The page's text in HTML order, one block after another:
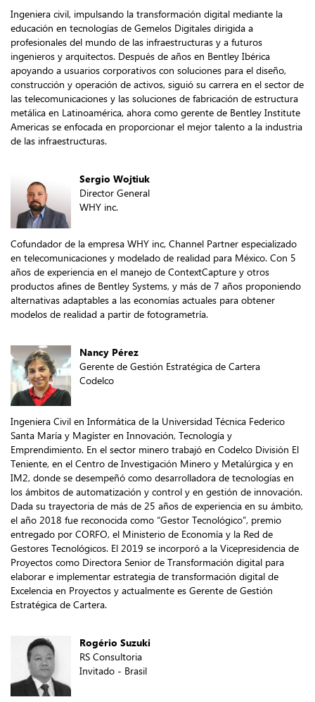
Ingeniera civil, impulsando la transformación digital mediante la
educación en tecnologías de Gemelos Digitales dirigida a
profesionales del mundo de las infraestructuras y a futuros
ingenieros y arquitectos. Después de años en Bentley Ibérica
apoyando a usuarios corporativos con soluciones para el diseño,
construcción y operación de activos, siguió su carrera en el sector de
las telecomunicaciones y las soluciones de fabricación de estructura
metálica en Latinoamérica, ahora como gerente de Bentley Institute
Americas se enfocada en proporcionar el mejor talento a la industria
de las infraestructuras.
Sergio Wojtiuk
Director General
WHY inc.
Cofundador de la empresa WHY inc, Channel Partner especializado
en telecomunicaciones y modelado de realidad para México. Con 5
años de experiencia en el manejo de ContextCapture y otros
productos afines de Bentley Systems, y más de 7 años proponiendo
alternativas adaptables a las economías actuales para obtener
modelos de realidad a partir de fotogrametría.
Nancy Pérez
Gerente de Gestión Estratégica de Cartera
Codelco
Ingeniera Civil en Informática de la Universidad Técnica Federico
Santa María y Magíster en Innovación, Tecnología y
Emprendimiento. En el sector minero trabajó en Codelco División El
Teniente, en el Centro de Investigación Minero y Metalúrgica y en
IM2, donde se desempeñó como desarrolladora de tecnologías en
los ámbitos de automatización y control y en gestión de innovación.
Dada su trayectoria de más de 25 años de experiencia en su ámbito,
el año 2018 fue reconocida como “Gestor Tecnológico”, premio
entregado por CORFO, el Ministerio de Economía y la Red de
Gestores Tecnológicos. El 2019 se incorporó a la Vicepresidencia de
Proyectos como Directora Senior de Transformación digital para
elaborar e implementar estrategia de transformación digital de
Excelencia en Proyectos y actualmente es Gerente de Gestión
Estratégica de Cartera.
Rogério Suzuki
RS Consultoria
Invitado - Brasil